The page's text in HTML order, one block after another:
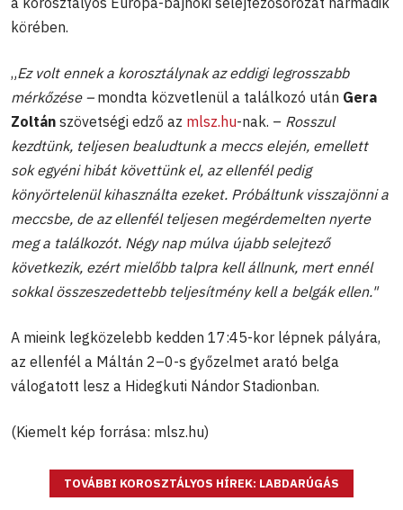
körében.
„Ez volt ennek a korosztálynak az eddigi legrosszabb
mérkőzése –mondta közvetlenül a találkozó után Gera
Zoltán szövetségi edző az mlsz.hu-nak. – Rosszul
kezdtünk, teljesen bealudtunk a meccs elején, emellett
sok egyéni hibát követtünk el, az ellenfél pedig
könyörtelenül kihasználta ezeket. Próbáltunk visszajönni a
meccsbe, de az ellenfél teljesen megérdemelten nyerte
meg a találkozót. Négy nap múlva újabb selejtező
következik, ezért mielőbb talpra kell állnunk, mert ennél
sokkal összeszedettebb teljesítmény kell a belgák ellen."
A mieink legközelebb kedden 17:45-kor lépnek pályára,
az ellenfél a Máltán 2–0-s győzelmet arató belga
válogatott lesz a Hidegkuti Nándor Stadionban.
(Kiemelt kép forrása: mlsz.hu)
TOVÁBBI KOROSZTÁLYOS HÍREK: LABDARÚGÁS